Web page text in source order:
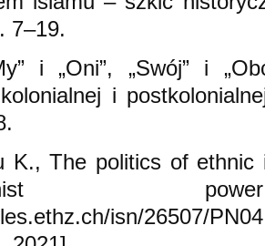
7–19.
i „Oni”, „Swój” i
i
K., The politics of
isn/